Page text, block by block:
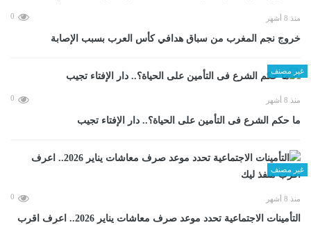
منذ 8 أشهر 0
خروج نجم المغرب من سباق هدافي كأس العرب بسبب الإصابة
غير مصنف
منذ 8 أشهر 0
ما حكم الشرع فى التأمين على الحياة؟.. دار الإفتاء تجيب
غير مصنف
منذ 8 أشهر 0
التأمينات الاجتماعية تحدد موعد صرف معاشات يناير 2026.. اعرف اقرب